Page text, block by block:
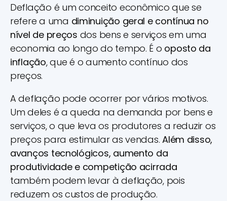
Deflação é um conceito econômico que se
refere a uma diminuição geral e contínua no
nível de preços dos bens e serviços em uma
economia ao longo do tempo. É o oposto da
inflação, que é o aumento contínuo dos
preços.
A deflação pode ocorrer por vários motivos.
Um deles é a queda na demanda por bens e
serviços, o que leva os produtores a reduzir os
preços para estimular as vendas.Além disso,
avanços tecnológicos, aumento da
produtividade e competição acirrada
também podem levar à deflação, pois
reduzem os custos de produção.